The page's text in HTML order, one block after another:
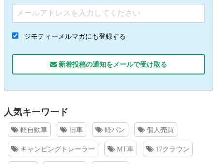
ジモティーメルマガにも登録する
新着投稿の通知をメールで受け取る
人気キーワード
軽自動車 旧車 軽バン 個人売買
キャンピングトレーラー MT車 17クラウン